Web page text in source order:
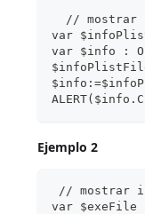
// mostrar
var
var $info :
Ejemplo 2
// mostrar
var $exeFile